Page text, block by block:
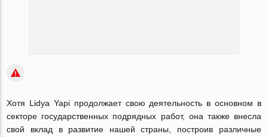
Хотя Lidya Yapi продолжает свою деятельность в основном в
секторе государственных подрядных работ, она также внесла
свой вклад в развитие нашей страны, построив различные